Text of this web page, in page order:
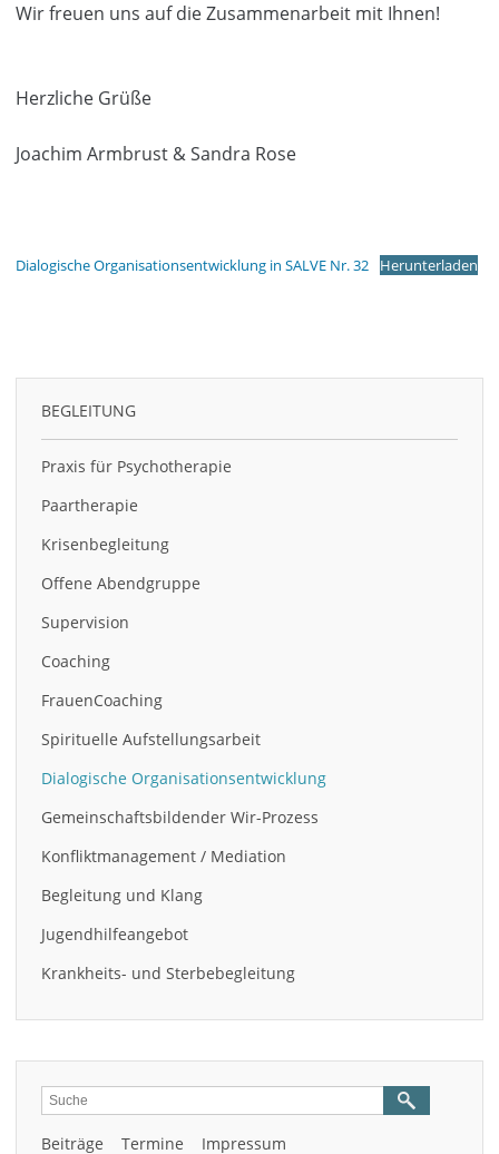
Wir freuen uns auf die Zusammenarbeit mit Ihnen!
Herzliche Grüße
Joachim Armbrust & Sandra Rose
Dialogische Organisationsentwicklung in SALVE Nr. 32 Herunterladen
BEGLEITUNG
Praxis für Psychotherapie
Paartherapie
Krisenbegleitung
Offene Abendgruppe
Supervision
Coaching
FrauenCoaching
Spirituelle Aufstellungsarbeit
Dialogische Organisationsentwicklung
Gemeinschaftsbildender Wir-Prozess
Konfliktmanagement / Mediation
Begleitung und Klang
Jugendhilfeangebot
Krankheits- und Sterbebegleitung
Beiträge Termine
Impressum